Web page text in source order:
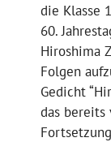
die Klasse
60.
Hiroshima
Folgen
Gedicht
das bereits